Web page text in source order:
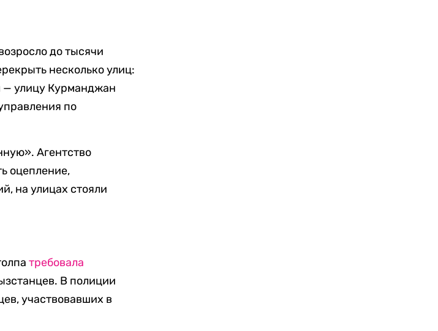
до тысячи
несколько улиц:
— улицу Курманджан
по
Агентство
оцепление,
на улицах стояли
требовала
В полиции
участвовавших в